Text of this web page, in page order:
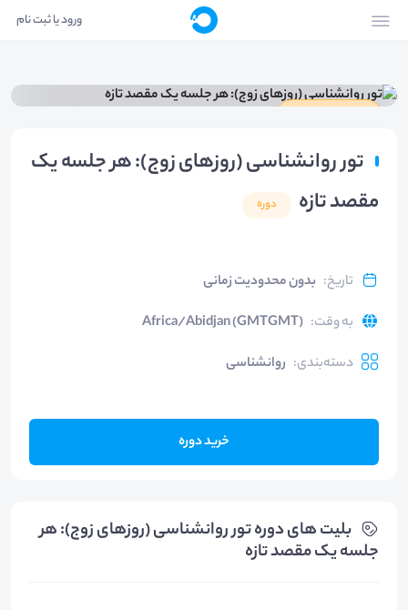
ورود یا ثبت نام
تور روانشناسی (روزهای زوج): هر جلسه یک
مقصد تازه
دوره
تاریخ: بدون محدودیت زمانی
به وقت:
Africa/Abidjan (GMTGMT)
دسته‌بندی: روانشناسی
خرید دوره
بلیت های دوره تور روانشناسی (روزهای زوج): هر
جلسه یک مقصد تازه